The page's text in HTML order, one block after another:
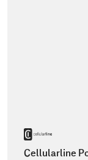
Cellularline